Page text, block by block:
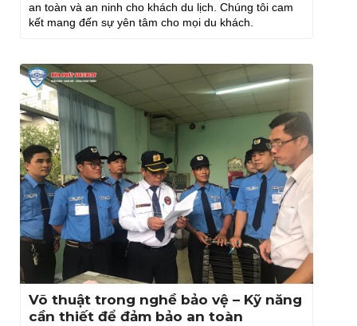
an toàn và an ninh cho khách du lịch. Chúng tôi cam
kết mang đến sự yên tâm cho mọi du khách.
Võ thuật trong nghề bảo vệ – Kỹ năng
cần thiết để đảm bảo an toàn